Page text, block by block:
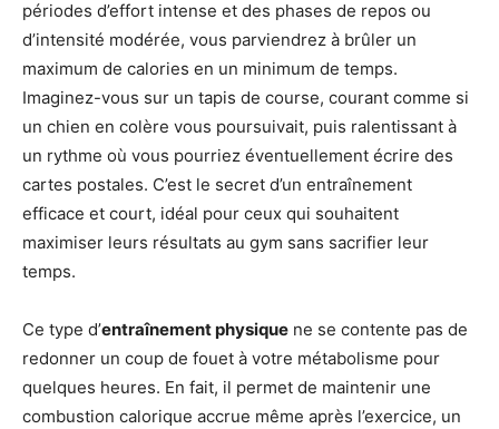
périodes d’effort intense et des phases de repos ou
d’intensité modérée, vous parviendrez à brûler un
maximum de calories en un minimum de temps.
Imaginez-vous sur un tapis de course, courant comme si
un chien en colère vous poursuivait, puis ralentissant à
un rythme où vous pourriez éventuellement écrire des
cartes postales. C’est le secret d’un entraînement
efficace et court, idéal pour ceux qui souhaitent
maximiser leurs résultats au gym sans sacrifier leur
temps.
Ce type d’entraînement physique ne se contente pas de
redonner un coup de fouet à votre métabolisme pour
quelques heures. En fait, il permet de maintenir une
combustion calorique accrue même après l’exercice, un